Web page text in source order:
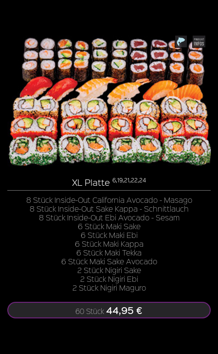
XL Platte 6,19,21,22,24
8 Stück Inside-Out California Avocado - Masago
8 Stück Inside-Out Sake Kappa - Schnittlauch
8 Stück Inside-Out Ebi Avocado - Sesam
6 Stück Maki Sake
6 Stück Maki Ebi
6 Stück Maki Kappa
6 Stück Maki Tekka
6 Stück Maki Sake Avocado
2 Stück Nigiri Sake
2 Stück Nigiri Ebi
2 Stück Nigiri Maguro
60 Stück 44,95 €